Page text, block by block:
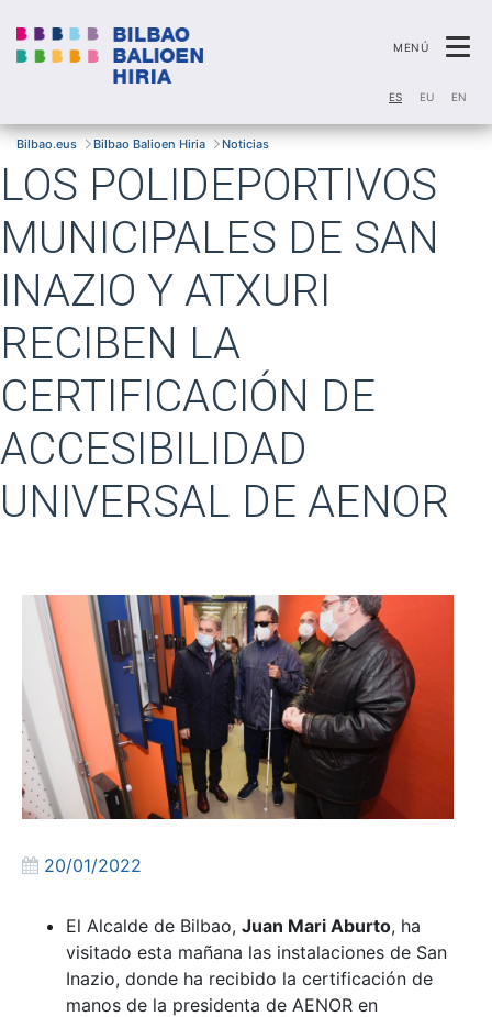
MENÚ
ES EU EN
Bilbao.eus Bilbao Balioen Hiria Noticias
LOS POLIDEPORTIVOS
MUNICIPALES DE SAN
INAZIO Y ATXURI
RECIBEN LA
CERTIFICACIÓN DE
ACCESIBILIDAD
UNIVERSAL DE AENOR
20/01/2022
El Alcalde de Bilbao, Juan Mari Aburto, ha
visitado esta mañana las instalaciones de San
Inazio, donde ha recibido la certificación de
manos de la presidenta de AENOR en